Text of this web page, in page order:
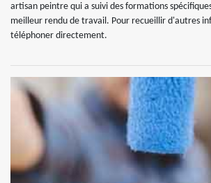
artisan peintre qui a suivi des formations
meilleur rendu de travail. Pour recueillir d'autres
téléphoner directement.